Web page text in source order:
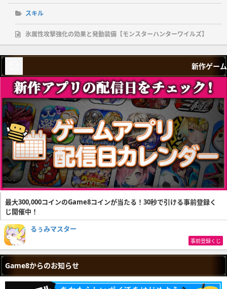
スキル
氷属性攻撃強化の効果と発動装備【モンスターハンターワイルズ】
新作ゲーム
最大300,000コインのGame8コインが当たる！30秒で引ける事前登録く
じ開催中！
るぅみマスター
事前登録くじ
Game8からのお知らせ